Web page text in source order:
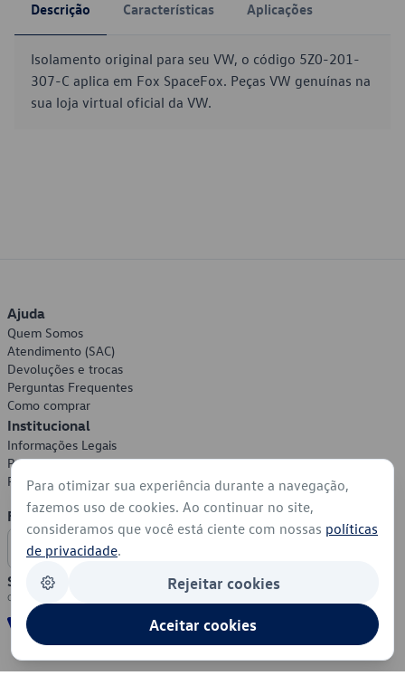
Descrição Características Aplicações
Isolamento original para seu VW, o código 5Z0-201-
307-C aplica em Fox SpaceFox. Peças VW genuínas na
sua loja virtual oficial da VW.
Ajuda
Quem Somos
Atendimento (SAC)
Devoluções e trocas
Perguntas Frequentes
Como comprar
Institucional
Informações Legais
Política de Privacidade
Política de Cookies
Formas de Pagamento
Segurança
Para otimizar sua experiência durante a navegação,
fazemos uso de cookies. Ao continuar no site,
consideramos que você está ciente com nossas políticas
de privacidade.
Rejeitar cookies
Aceitar cookies